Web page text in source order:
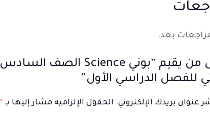
بعد.
كن أول من يقيم “بوني Science الصف السادس
للفصل الدراسي الأول”
عنوان بريدك الإلكتروني. الحقول الإلزامية مشار إليها بـ *